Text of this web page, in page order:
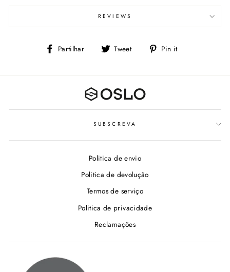
REVIEWS
Partilhar
PartilheTweet Tweet Pin it
SUBSCREVA
Politica de envio
Politica de devolução
Termos de serviço
Politica de privacidade
Reclamações